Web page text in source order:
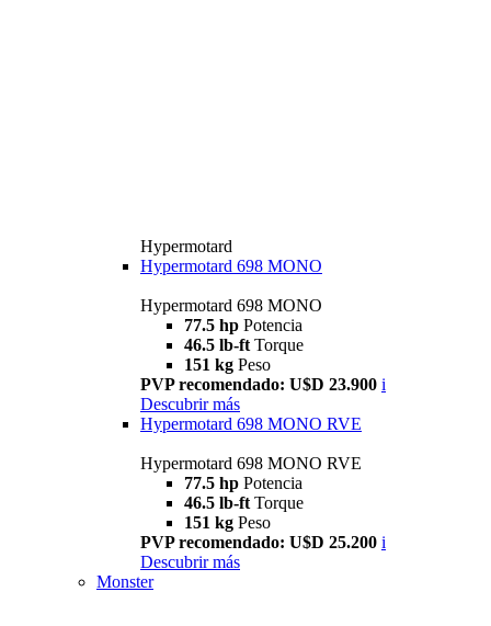
Hypermotard
Hypermotard 698 MONO
Hypermotard 698 MONO
77.5 hp Potencia
46.5 lb-ft Torque
151 kg Peso
PVP recomendado: U$D 23.900 i
Descubrir más
Hypermotard 698 MONO RVE
Hypermotard 698 MONO RVE
77.5 hp Potencia
46.5 lb-ft Torque
151 kg Peso
PVP recomendado: U$D 25.200 i
Descubrir más
Monster